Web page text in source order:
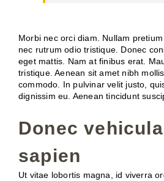
Morbi nec orci diam. Nullam
nec rutrum odio tristique. Donec
eget mattis. Nam at finibus erat.
tristique. Aenean sit amet nibh
commodo. In pulvinar velit justo,
dignissim eu. Aenean tincidunt
Donec
sapien
Ut vitae lobortis magna, id viverra